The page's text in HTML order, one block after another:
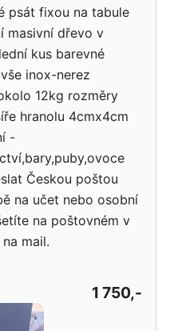
psát fixou na tabule
masivní dřevo v
kus barevné
inox-nerez
12kg rozměry
hranolu 4cmx4cm
-
Českou poštou
na učet nebo osobní
na poštovném v
mail.
1 750,-